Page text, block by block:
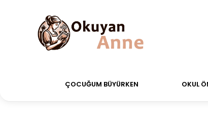
siparişler Aynı Gün Kargo! Saat
ÇOCUĞUM BÜYÜRKEN OKUL